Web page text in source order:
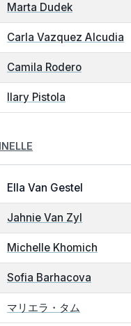
Marta Dudek
Carla Vazquez Alcudia
Camila Rodero
Ilary Pistola
Ella Van Gestel
Jahnie Van Zyl
Michelle Khomich
Sofia Barhacova
マリエラ・タム